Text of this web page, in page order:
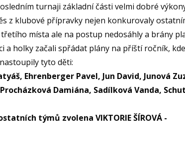
turnaji základní části velmi dobré
z klubové přípravky nejen konkurovaly
místa ale na postup nedosáhly a brány
a holky začali spřádat plány na příští ročník,
tyto děti:
Ehrenberger Pavel, Jun David, Junová
Damiána, Sadílková Vanda,
týmů zvolena VIKTORIE ŠÍROVÁ -